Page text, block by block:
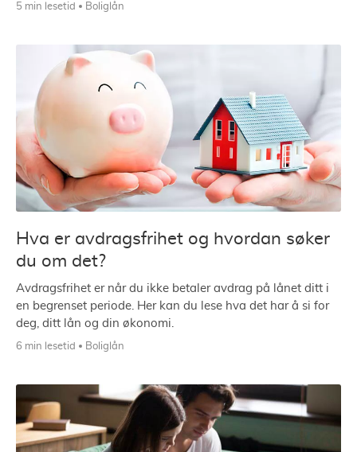
5 min lesetid Boliglån
Hva er avdragsfrihet og hvordan søker
du om det?
Avdragsfrihet er når du ikke betaler avdrag på lånet ditt i
en begrenset periode. Her kan du lese hva det har å si for
deg, ditt lån og din økonomi.
6 min lesetid Boliglån